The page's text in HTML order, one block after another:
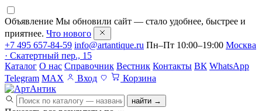
Объявление Мы обновили сайт — стало удобнее, быстрее и
приятнее. Что нового
+7 495 657-84-59 info@artantique.ru Пн–Пт 10:00–19:00 Москва
· Скатертный пер., 15
Каталог О нас Справочник Вестник Контакты ВК WhatsApp
Telegram MAX Вход Корзина
найти →